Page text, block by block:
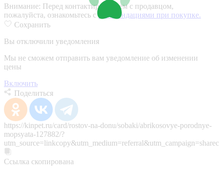
Внимание: Перед контактированием с продавцом,
пожалуйста, ознакомьтесь с рекомендациями при покупке.
Сохранить
Вы отключили уведомления
Мы не сможем отправить вам уведомление об изменении
цены
Включить
Поделиться
https://kinpet.ru/card/rostov-na-donu/sobaki/abrikosovye-porodnye-
mopsyata-127882/?
Ссылка скопирована